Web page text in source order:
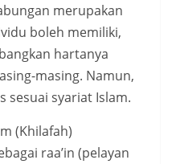
merupakan
boleh memiliki,
hartanya
masing. Namun,
sesuai syariat Islam.
(Khilafah)
raa’in (pelayan